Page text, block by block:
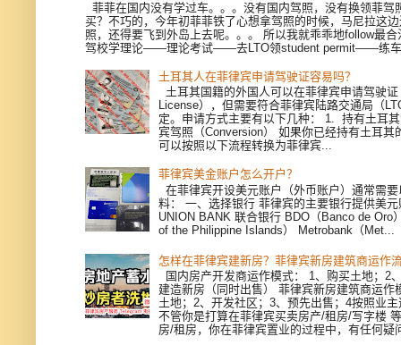
菲菲在国内没有学过车。。。没有国内驾照，没有换领菲驾
买？不巧的，今年初菲菲铁了心想拿驾照的时候，马尼拉这
照，还得要飞到外岛上去呢。。。 所以我就乖乖地follow最
驾校学理论——理论考试——去LTO领student permit——练
土耳其人在菲律宾申请驾驶证容易吗？
土耳其国籍的外国人可以在菲律宾申请驾驶证
License），但需要符合菲律宾陆路交通局（
定。申请方式主要有以下几种： 1. 持有土耳
宾驾照（Conversion） 如果你已经持有土耳其
可以按照以下流程转换为菲律宾...
菲律宾美金账户怎么开户？
在菲律宾开设美元账户（外币账户）通常需
料： 一、选择银行 菲律宾的主要银行提供美
UNION BANK 联合银行 BDO（Banco de Oro
of the Philippine Islands） Metrobank（Met...
怎样在菲律宾建新房？菲律宾新房建筑商运作
国内房产开发商运作模式： 1、购买土地；2
建造新房（同时出售） 菲律宾新房建筑商运作
土地；2、开发社区；3、预先出售；4按照业
不管你是打算在菲律宾买卖房产/租房/写字楼
房/租房，你在菲律宾置业的过程中，有任何疑